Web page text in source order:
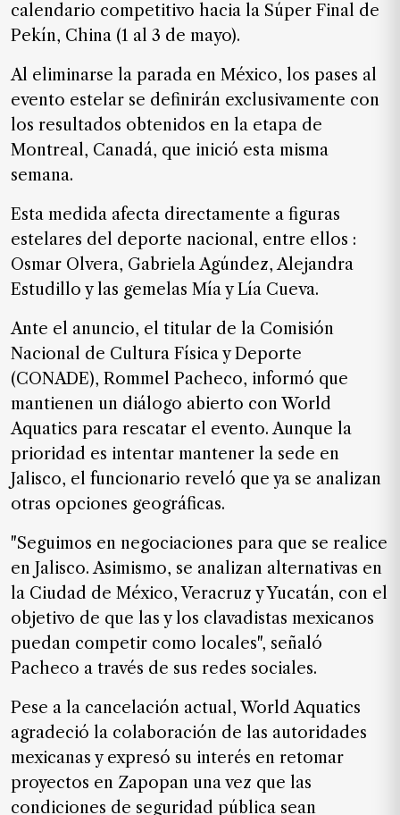
Hemeroteca
de
noticias
FAQ
calendario competitivo hacia la Súper Final de
Pekín, China (1 al 3 de mayo).
Al eliminarse la parada en México, los pases al
evento estelar se definirán exclusivamente con
los resultados obtenidos en la etapa de
Montreal, Canadá, que inició esta misma
semana.
Esta medida afecta directamente a figuras
estelares del deporte nacional, entre ellos :
Osmar Olvera, Gabriela Agúndez, Alejandra
Estudillo y las gemelas Mía y Lía Cueva.
Ante el anuncio, el titular de la Comisión
Nacional de Cultura Física y Deporte
(CONADE), Rommel Pacheco, informó que
mantienen un diálogo abierto con World
Aquatics para rescatar el evento. Aunque la
prioridad es intentar mantener la sede en
Jalisco, el funcionario reveló que ya se analizan
otras opciones geográficas.
"Seguimos en negociaciones para que se realice
en Jalisco. Asimismo, se analizan alternativas en
la Ciudad de México, Veracruz y Yucatán, con el
objetivo de que las y los clavadistas mexicanos
puedan competir como locales", señaló
Pacheco a través de sus redes sociales.
Pese a la cancelación actual, World Aquatics
agradeció la colaboración de las autoridades
mexicanas y expresó su interés en retomar
proyectos en Zapopan una vez que las
condiciones de seguridad pública sean